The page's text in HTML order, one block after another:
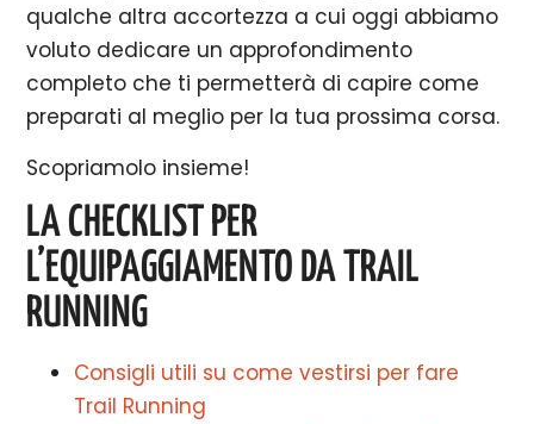
qualche altra accortezza a cui oggi abbiamo
voluto dedicare un approfondimento
completo che ti permetterà di capire come
preparati al meglio per la tua prossima corsa.
Scopriamolo insieme!
LA CHECKLIST PER
L’EQUIPAGGIAMENTO DA TRAIL
RUNNING
Consigli utili su come vestirsi per fare
Trail Running